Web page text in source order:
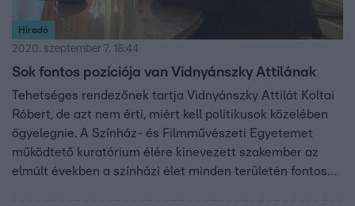
Híradó
2020. szeptember 7. 16:44
Sok fontos pozíciója van Vidnyánszky Attilának
Tehetséges rendezőnek tartja Vidnyánszky Attilát Koltai
Róbert, de azt nem érti, miért kell politikusok közelében
őgyelegnie. A Színház- és Filmművészeti Egyetemet
működtető kuratórium élére kinevezett szakember az
elmúlt években a színházi élet minden területén fontos